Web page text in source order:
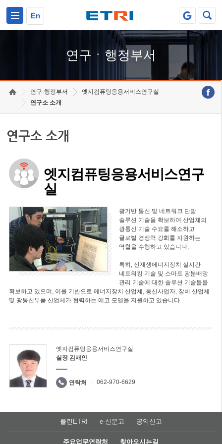
En
연구ㆍ행정부서
연구·행정부서
엣지컴퓨팅응용서비스연구실
연구소 소개
연구소 소개
엣지컴퓨팅응용서비스연구
실
광기반 통신 및 네트워크 단말
솔루션 기술을 확보하여 산업체의
광통신 기술 수요를 해소하고
글로벌 경쟁력 강화를 지원하는
역할을 수행하고 있습니다.
특히, 신재생에너지장치 실시간
네트워킹 기술 및 스마트 광분배망
관리 기술에 대한 솔루션 기술들을
확보하고 있으며, 이를 기반으로 에너지장치 산업체, 통신사업자, 장비 산업체
및 광통신부품 산업체가 협력하는 에코 모델을 지원하고 있습니다.
엣지컴퓨팅응용서비스연구실
실장 김재인
연락처 062-970-6629
클린ETRI e-신문고 공익신고
주요업무연락처 찾아오시는길